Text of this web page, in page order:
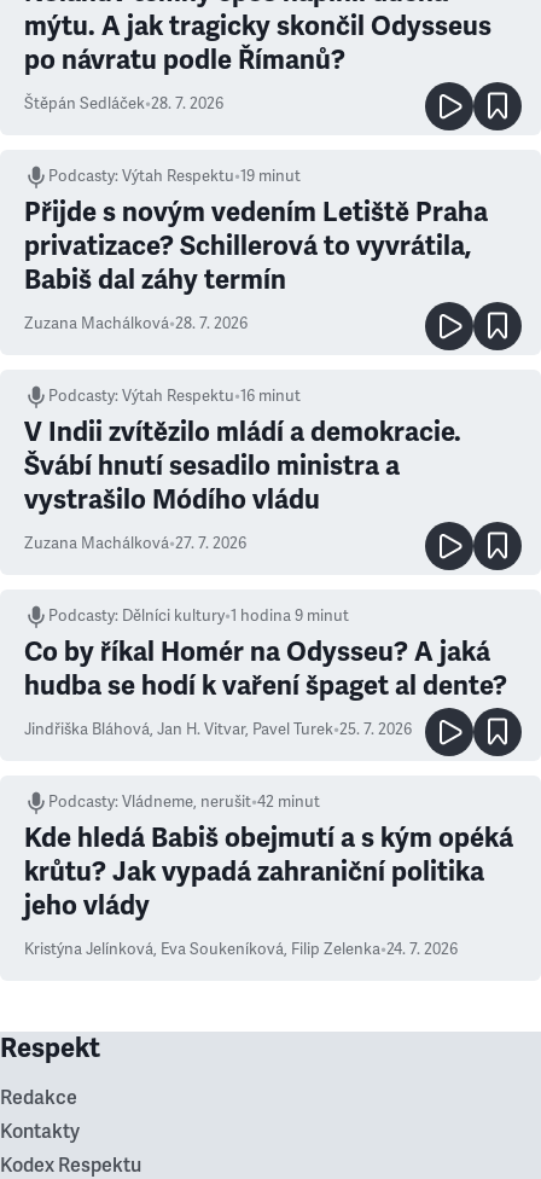
mýtu. A jak tragicky skončil Odysseus
po návratu podle Římanů?
Štěpán Sedláček•28. 7. 2026
Podcasty:Výtah Respektu•19 minut
Přijde s novým vedením Letiště Praha
privatizace? Schillerová to vyvrátila,
Babiš dal záhy termín
Zuzana Machálková•28. 7. 2026
Podcasty:Výtah Respektu•16 minut
V Indii zvítězilo mládí a demokracie.
Švábí hnutí sesadilo ministra a
vystrašilo Módího vládu
Zuzana Machálková•27. 7. 2026
Podcasty: Dělníci kultury•1 hodina 9 minut
Co by říkal Homér na Odysseu? A jaká
hudba se hodí k vaření špaget al dente?
Jindřiška Bláhová, Jan H. Vitvar, Pavel Turek•25. 7. 2026
Podcasty:Vládneme, nerušit•42 minut
Kde hledá Babiš obejmutí a s kým opéká
krůtu? Jak vypadá zahraniční politika
jeho vlády
Kristýna Jelínková, Eva Soukeníková, Filip Zelenka•24. 7. 2026
Respekt
Redakce
Kontakty
Kodex Respektu